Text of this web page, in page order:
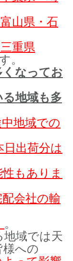
山県・石
重県
。
くなってお
地域も多
地域での
出荷分は
もありま
会社の輸
。
地域では天
への